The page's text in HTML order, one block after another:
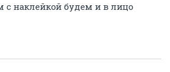
с наклейкой будем и в лицо